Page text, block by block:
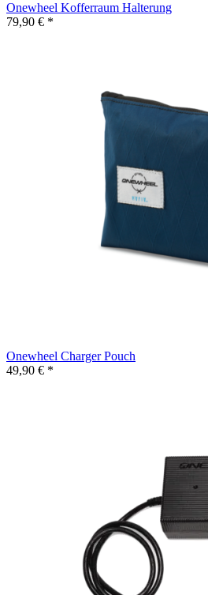
Onewheel Kofferraum Halterung
79,90 € *
Onewheel Charger Pouch
49,90 € *